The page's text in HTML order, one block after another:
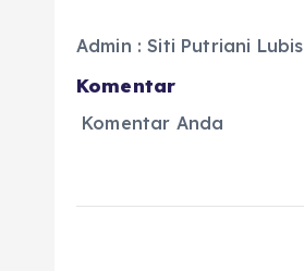
Admin : Siti Putriani Lubis
Komentar
Komentar Anda